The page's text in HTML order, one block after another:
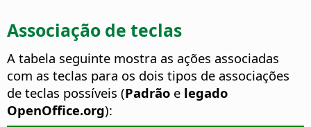
Associação de teclas
A tabela seguinte mostra as ações associadas
com as teclas para os dois tipos de associações
de teclas possíveis (Padrão e legado
OpenOffice.org):